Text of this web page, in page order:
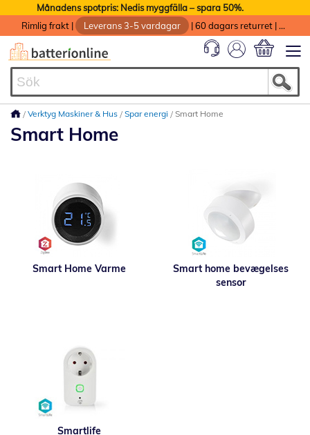
Månadens spotpris: Nedis myggfälla – spara 50%.
Rimlig frakt | Leverans 3-5 vardagar |60 dagars returret |
Verktyg Maskiner & Hus Spar energi Smart Home
Smart Home
Smart Home Varme
Smart home bevægelses
sensor
Smartlife